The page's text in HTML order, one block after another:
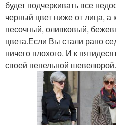
будет подчеркивать все
черный цвет ниже от лица, а
песочный, оливковый,
цвета.Если Вы стали рано
ничего плохого. И к
своей пепельной шевелюрой.